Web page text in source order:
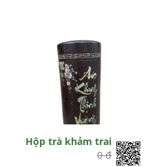
Hộp trà khảm trai
0 đ